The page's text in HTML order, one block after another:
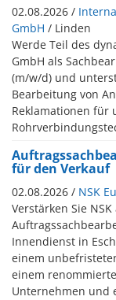
02.08.2026 /
GmbH / Linden
Werde Teil des
GmbH als
(m/w/d) und
Bearbeitung von
Reklamationen für
für den Verkauf
02.08.2026 / NSK
Verstärken Sie NSK
Innendienst in
einem
einem
Unternehmen und